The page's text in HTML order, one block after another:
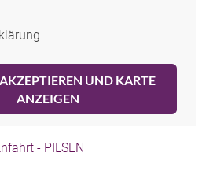
UND KARTE
ANZEIGEN
- PILSEN